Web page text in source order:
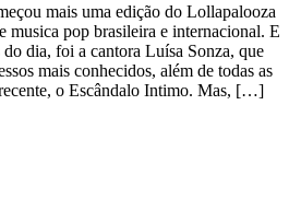
mais uma edição do Lollapalooza
musica pop brasileira e internacional. E
do dia, foi a cantora Luísa Sonza, que
mais conhecidos, além de todas as
o Escândalo Intimo. Mas, […]